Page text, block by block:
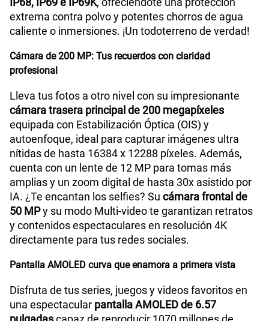
extrema contra polvo y potentes chorros de agua
caliente o inmersiones. ¡Un todoterreno de verdad!
Cámara de 200 MP: Tus recuerdos con claridad
profesional
Lleva tus fotos a otro nivel con su impresionante
cámara trasera principal de 200 megapíxeles
equipada con Estabilización Óptica (OIS) y
autoenfoque, ideal para capturar imágenes ultra
nítidas de hasta 16384 x 12288 píxeles. Además,
cuenta con un lente de 12 MP para tomas más
amplias y un zoom digital de hasta 30x asistido por
IA. ¿Te encantan los selfies? Su cámara frontal de
50 MPy su modo Multi-video te garantizan retratos
y contenidos espectaculares en resolución 4K
directamente para tus redes sociales.
Pantalla AMOLED curva que enamora a primera vista
Disfruta de tus series, juegos y videos favoritos en
una espectacular pantalla AMOLED de 6.57